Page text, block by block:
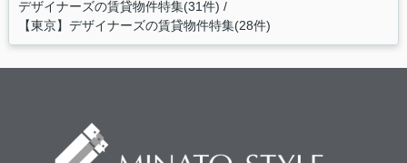
デザイナーズの賃貸物件特集(31件)
【東京】デザイナーズの賃貸物件特集(28件)